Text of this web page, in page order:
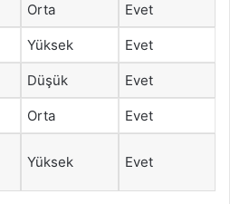
Orta Evet
Yüksek Evet
Düşük Evet
Orta Evet
Yüksek Evet